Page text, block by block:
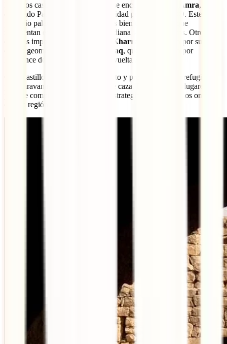
Entre los castillos más destacados se encuentra
Quseir Amra,
declarado Patrimonio de la Humanidad por la UNESCO. Este
pequeño palacio cuenta con frescos bien conservados que
representan escenas de la vida cotidiana y figuras míticas. Otros
castillos importantes son
Qasr Al-Kharrana
, conocido por su
diseño geométrico, y
Qasr Al-Azraq, que fue utilizado por
Lawrence de Arabia durante la Revuelta Árabe.
Cada castillo tiene su propio encanto y propósito, desde refugios
para caravanas hasta residencias de caza. Explorar estos lugares te
permite comprender la vida y las estrategias políticas de los omeyas
en esta región.